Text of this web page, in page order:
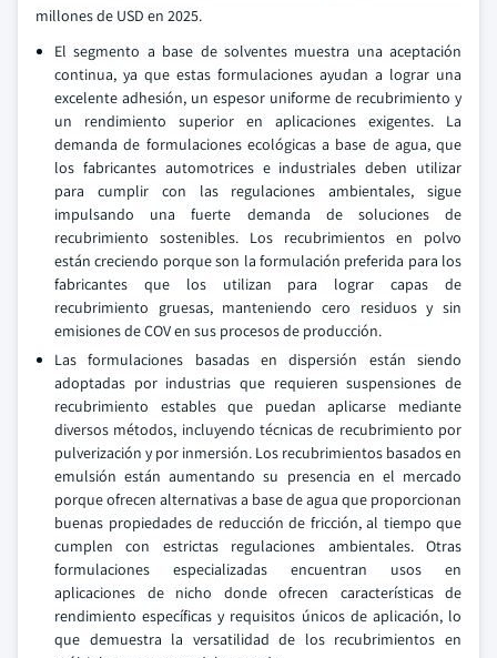
millones de USD en 2025.
El segmento a base de solventes muestra una aceptación
continua, ya que estas formulaciones ayudan a lograr una
excelente adhesión, un espesor uniforme de recubrimiento y
un rendimiento superior en aplicaciones exigentes. La
demanda de formulaciones ecológicas a base de agua, que
los fabricantes automotrices e industriales deben utilizar
para cumplir con las regulaciones ambientales, sigue
impulsando una fuerte demanda de soluciones de
recubrimiento sostenibles. Los recubrimientos en polvo
están creciendo porque son la formulación preferida para los
fabricantes que los utilizan para lograr capas de
recubrimiento gruesas, manteniendo cero residuos y sin
emisiones de COV en sus procesos de producción.
Las formulaciones basadas en dispersión están siendo
adoptadas por industrias que requieren suspensiones de
recubrimiento estables que puedan aplicarse mediante
diversos métodos, incluyendo técnicas de recubrimiento por
pulverización y por inmersión. Los recubrimientos basados en
emulsión están aumentando su presencia en el mercado
porque ofrecen alternativas a base de agua que proporcionan
buenas propiedades de reducción de fricción, al tiempo que
cumplen con estrictas regulaciones ambientales. Otras
formulaciones especializadas encuentran usos en
aplicaciones de nicho donde ofrecen características de
rendimiento específicas y requisitos únicos de aplicación, lo
que demuestra la versatilidad de los recubrimientos en